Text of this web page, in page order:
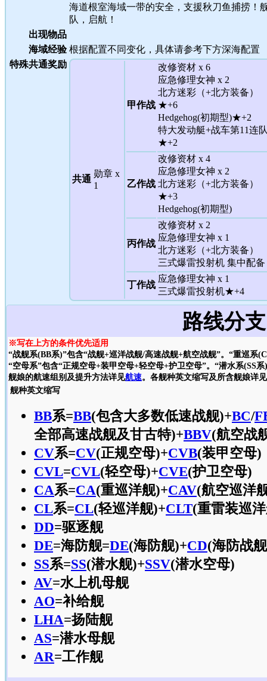
海道根室海域一带的安全，支援秋刀鱼捕捞！
队，启航！
出现物品
海域经验 根据配置不同变化，具体请参考下方深海配置
特殊共通奖励
共通
勋章 x
1
甲作战
改修资材 x 6
应急修理女神 x 2
北方迷彩（+北方装备）
★+6
Hedgehog(初期型)★+2
特大发动艇+战车第11连
★+2
乙作战
改修资材 x 4
应急修理女神 x 2
北方迷彩（+北方装备）
★+3
Hedgehog(初期型)
丙作战
改修资材 x 2
应急修理女神 x 1
北方迷彩（+北方装备）
三式爆雷投射机 集中配备
丁作战
应急修理女神 x 1
三式爆雷投射机★+4
路线分
※写在上方的条件优先适用
“战舰系(BB系)”包含“战舰+巡洋战舰/高速战舰+航空战舰”。“重巡系
“空母系”包含“正规空母+装甲空母+轻空母+护卫空母”。“潜水系(SS
舰娘的航速组别及提升方法详见航速。各舰种英文缩写及所含舰娘详见
舰种英文缩写
BB系=BB(包含大多数低速战舰)+BC/
全部高速战舰及甘古特)+BBV(航空战
CV系=CV(正规空母)+CVB(装甲空母)
CVL=CVL(轻空母)+CVE(护卫空母)
CA系=CA(重巡洋舰)+CAV(航空巡洋
CL系=CL(轻巡洋舰)+CLT(重雷装巡
DD=驱逐舰
DE=海防舰=DE(海防舰)+CD(海防战
SS系=SS(潜水舰)+SSV(潜水空母)
AV=水上机母舰
AO=补给舰
LHA=扬陆舰
AS=潜水母舰
AR=工作舰